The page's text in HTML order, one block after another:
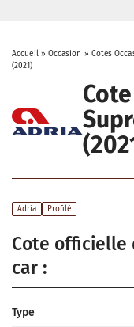
Accueil» Occasion » Cotes
(2021)
Adria Profilé
Cote officielle
car :
Type